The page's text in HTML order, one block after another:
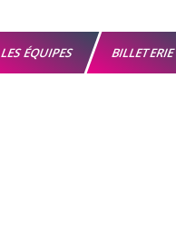
LES ÉQUIPES BILLETERIE